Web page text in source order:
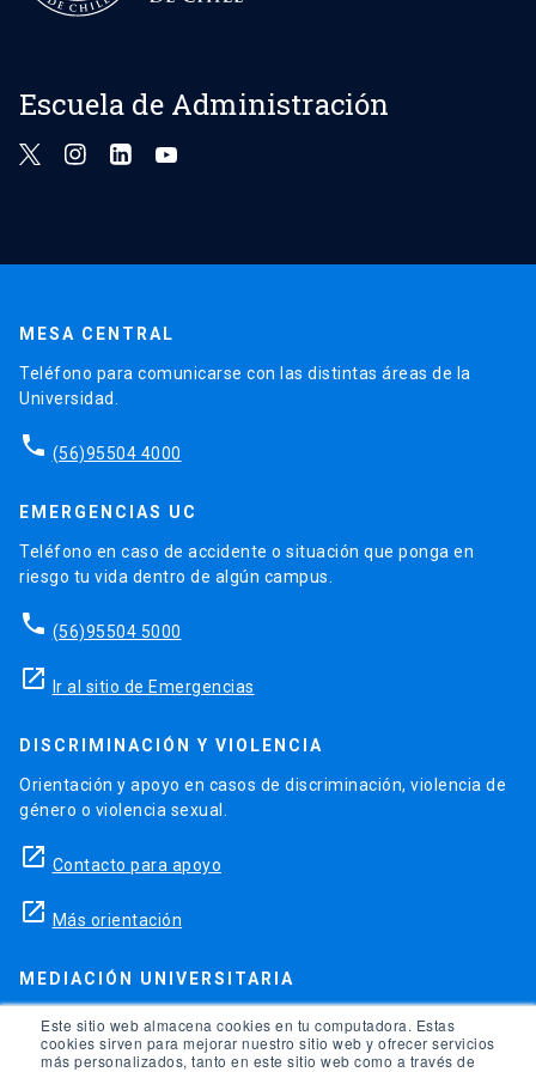
Este sitio web almacena cookies en tu computadora. Estas
cookies sirven para mejorar nuestro sitio web y ofrecer servicios
más personalizados, tanto en este sitio web como a través de
Escuela de Administración
MESA CENTRAL
Teléfono para comunicarse con las distintas áreas de la
Universidad.
phone (56)95504 4000
EMERGENCIAS UC
Teléfono en caso de accidente o situación que ponga en
riesgo tu vida dentro de algún campus.
phone (56)95504 5000
launch Ir al sitio de Emergencias
DISCRIMINACIÓN Y VIOLENCIA
Orientación y apoyo en casos de discriminación, violencia de
género o violencia sexual.
launch Contacto para apoyo
launch Más orientación
MEDIACIÓN UNIVERSITARIA
Teléfonos para orientación y consejo si se ha vulnerado
alguno de tus derechos en la universidad.